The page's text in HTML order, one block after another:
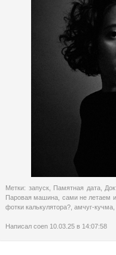
Метки: запуск, Памятная дата,
Паровая машина сами не летаем
фотки калькулятора? амчуг-кучма
Написал coen 10.03.25 в 14:07:58